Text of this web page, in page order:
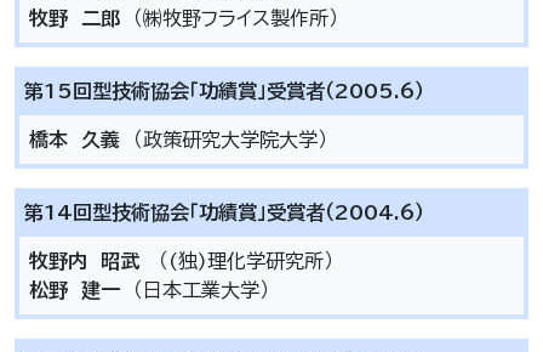
牧野 二郎 （㈱牧野フライス製作所）
第15回型技術協会「功績賞」受賞者（2005.6）
橋本 久義 （政策研究大学院大学）
第14回型技術協会「功績賞」受賞者（2004.6）
牧野内 昭武 （(独)理化学研究所）
松野 建一 （日本工業大学）